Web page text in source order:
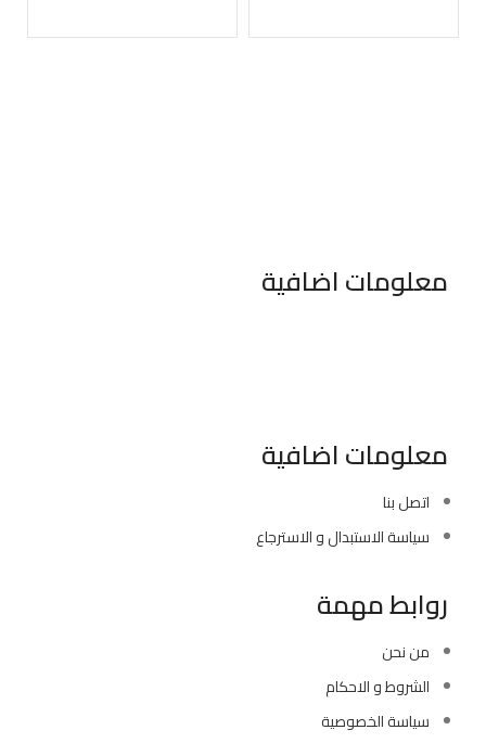
معلومات اضافية
معلومات اضافية
اتصل بنا
سياسة الاستبدال و الاسترجاع
روابط مهمة
من نحن
الشروط و الاحكام
سياسة الخصوصية